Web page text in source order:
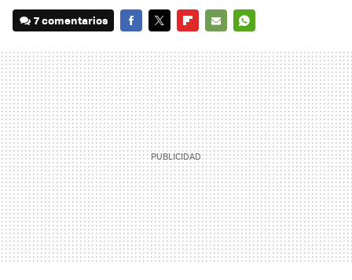
7 comentarios
MAIL